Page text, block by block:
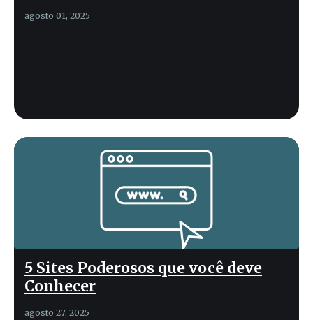
agosto 01, 2025
5 Sites Poderosos que você deve
Conhecer
agosto 27, 2025